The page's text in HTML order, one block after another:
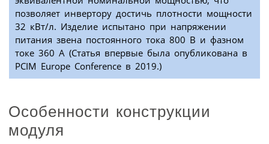
позволяет инвертору достичь плотности мощности
32 кВт/л. Изделие испытано при напряжении
питания звена постоянного тока 800 В и фазном
токе 360 А (Статья впервые была опубликована в
PCIM Europe Conference в 2019.)
Особенности конструкции
модуля